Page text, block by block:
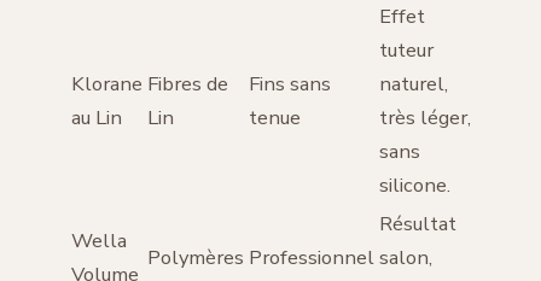
Klorane
au Lin
Fibres de
Lin
Fins sans
tenue
Effet
tuteur
naturel,
très léger,
sans
silicone.
Wella
Volume
Polymères Professionnel
Résultat
salon,